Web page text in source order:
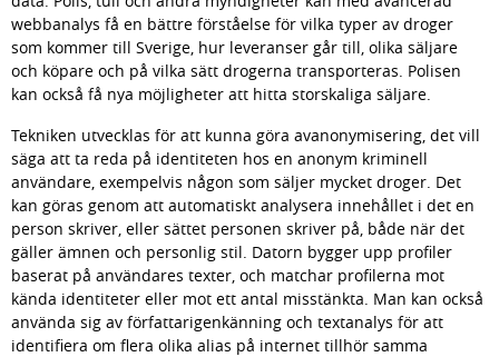
webbanalys få en bättre förståelse för vilka typer av droger
som kommer till Sverige, hur leveranser går till, olika säljare
och köpare och på vilka sätt drogerna transporteras. Polisen
kan också få nya möjligheter att hitta storskaliga säljare.
Tekniken utvecklas för att kunna göra avanonymisering, det vill
säga att ta reda på identiteten hos en anonym kriminell
användare, exempelvis någon som säljer mycket droger. Det
kan göras genom att automatiskt analysera innehållet i det en
person skriver, eller sättet personen skriver på, både när det
gäller ämnen och personlig stil. Datorn bygger upp profiler
baserat på användares texter, och matchar profilerna mot
kända identiteter eller mot ett antal misstänkta. Man kan också
använda sig av författarigenkänning och textanalys för att
identifiera om flera olika alias på internet tillhör samma